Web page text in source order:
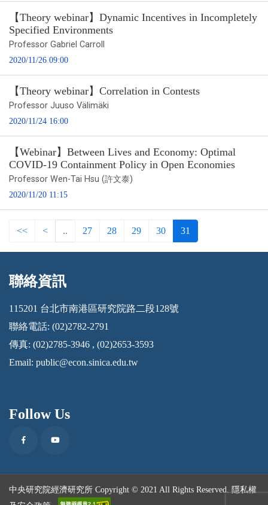
【Theory webinar】Dynamic Incentives in Incompletely
Specified Environments
Professor Gabriel Carroll
2020/11/26 09:00
【Theory webinar】Correlation in Contests
Professor Juuso Välimäki
2020/11/24 16:00
【Webinar】Between Lives and Economy: Optimal
COVID-19 Containment Policy in Open Economies
Professor Wen-Tai Hsu (許文泰)
2020/11/20 11:15
<< < .. 27 28 29 30 31
:::
聯絡資訊
115201 台北市南港區研究院路二段128號
聯絡電話: (02)2782-2791
傳真: (02)2785-3946 , (02)2653-3593
Email: public@econ.sinica.edu.tw
Follow Us
FacebookYoutube
中央研究院經濟研究所 Copyright © 2021 All Rights Reserved. 隱私權